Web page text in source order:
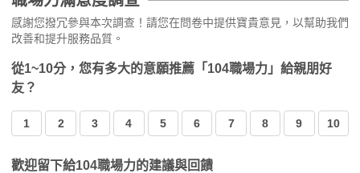
感謝您撥冗參與本次調查！請您在問卷中提供寶貴意見，以幫助我們
改善和提升服務品質。
從1~10分，您有多大的意願推薦「104職場力」給親朋好
友？
1 2 3 4 5 6 7 8 9 10
歡迎留下給104職場力的建議與回饋